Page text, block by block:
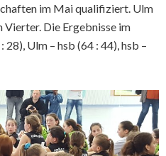
im Mai qualifiziert. Ulm
Die Ergebnisse im
28), Ulm – hsb (64 : 44), hsb –